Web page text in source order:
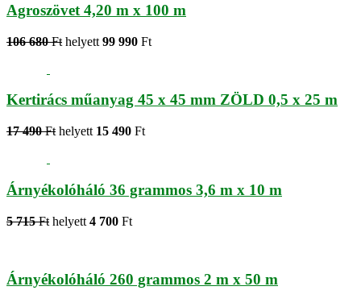
Agroszövet 4,20 m x 100 m
106 680 Ft helyett 99 990 Ft
Kertirács műanyag 45 x 45 mm ZÖLD 0,5 x 25 m
17 490 Ft helyett 15 490 Ft
Árnyékolóháló 36 grammos 3,6 m x 10 m
5 715 Ft helyett 4 700 Ft
Árnyékolóháló 260 grammos 2 m x 50 m